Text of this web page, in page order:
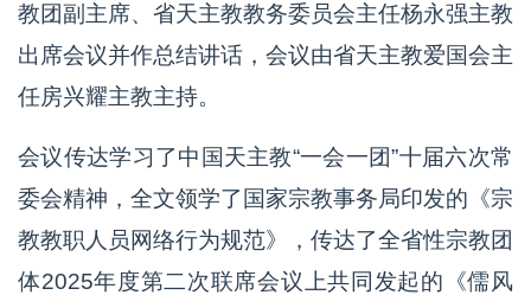
教团副主席、省天主教教务委员会主任杨永强主教
出席会议并作总结讲话，会议由省天主教爱国会主
任房兴耀主教主持。
会议传达学习了中国天主教“一会一团”十届六次常
委会精神，全文领学了国家宗教事务局印发的《宗
教教职人员网络行为规范》，传达了全省性宗教团
体2025年度第二次联席会议上共同发起的《儒风